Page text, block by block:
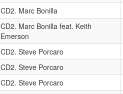
CD2. Marc Bonilla
CD2. Marc Bonilla feat. Keith
Emerson
CD2. Steve Porcaro
CD2. Steve Porcaro
CD2. Steve Porcaro